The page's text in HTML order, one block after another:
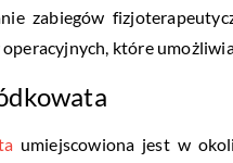
zabiegów
które
umiejscowiona jest w